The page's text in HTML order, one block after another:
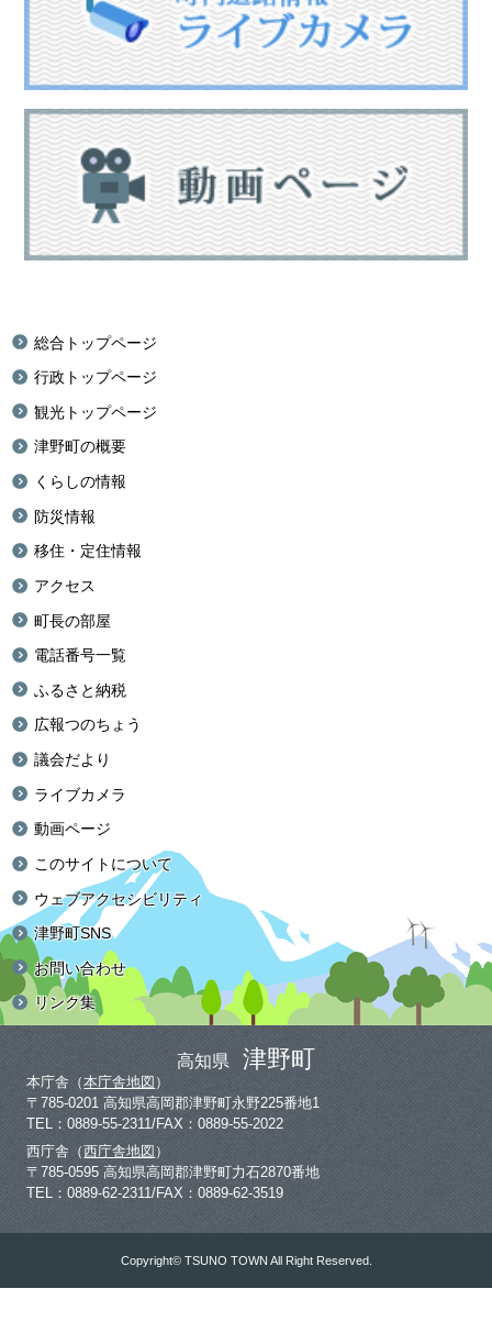
総合トップページ
行政トップページ
観光トップページ
津野町の概要
くらしの情報
防災情報
移住・定住情報
アクセス
町長の部屋
電話番号一覧
ふるさと納税
広報つのちょう
議会だより
ライブカメラ
動画ページ
このサイトについて
ウェブアクセシビリティ
津野町SNS
お問い合わせ
リンク集
高知県 津野町
本庁舎（本庁舎地図 ）
〒785-0201 高知県高岡郡津野町永野225番地1
TEL：0889-55-2311/FAX：0889-55-2022
西庁舎（西庁舎地図 ）
〒785-0595 高知県高岡郡津野町力石2870番地
TEL：0889-62-2311/FAX：0889-62-3519
Copyright© TSUNO TOWN All Right Reserved.